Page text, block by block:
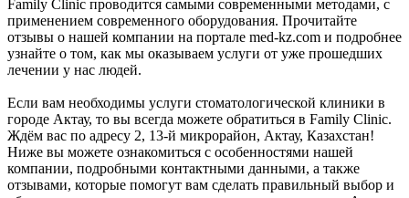
Family Clinic проводится самыми современными методами, с
применением современного оборудования. Прочитайте
отзывы о нашей компании на портале med-kz.com и подробнее
узнайте о том, как мы оказываем услуги от уже прошедших
лечении у нас людей.
Если вам необходимы услуги стоматологической клиники в
городе Актау, то вы всегда можете обратиться в Family Clinic.
Ждём вас по адресу 2, 13-й микрорайон, Актау, Казахстан!
Ниже вы можете ознакомиться с особенностями нашей
компании, подробными контактными данными, а также
отзывами, которые помогут вам сделать правильный выбор и